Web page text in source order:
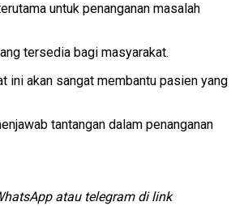
untuk penanganan masalah
tersedia bagi masyarakat.
ini akan sangat membantu pasien yang
tantangan dalam penanganan
atau telegram di link